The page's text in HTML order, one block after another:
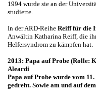
1994 wurde sie an der
studierte.
In der ARD-Reihe Reiff für die
Anwältin Katharina Reiff, die
Helfersyndrom zu kämpfen hat.
2013: Papa auf Probe (Rolle:
Aleardi
Papa auf Probe wurde vom
gedreht. Sowie am und auf